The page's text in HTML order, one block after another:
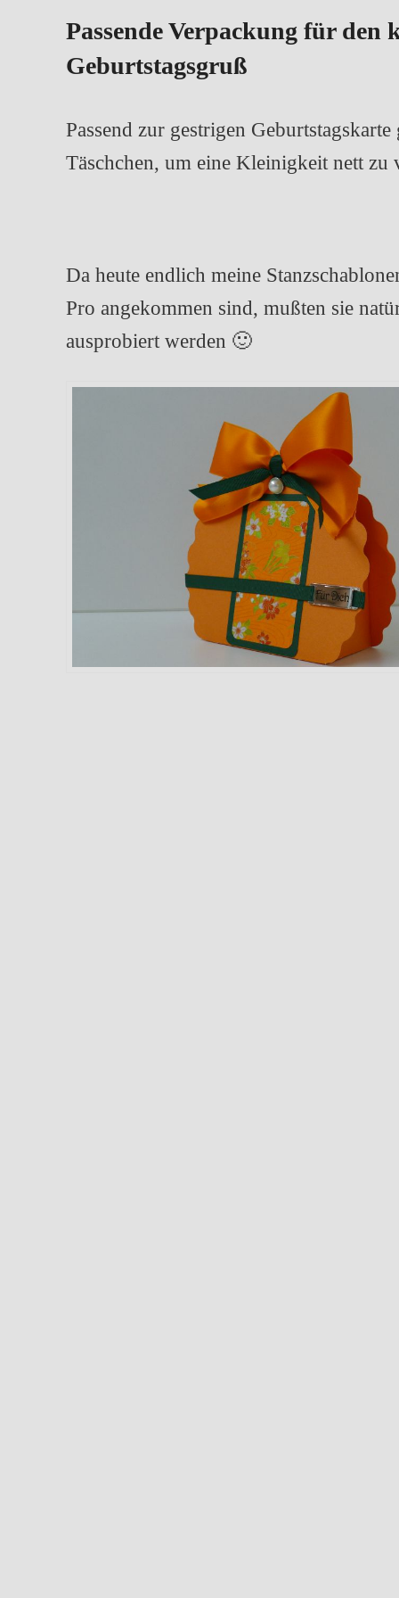
Passende Verpackung für den
Geburtstagsgruß
Passend zur gestrigen
Täschchen, um eine Kleinigkeit nett zu
Da heute endlich meine
Pro angekommen sind, mußten sie
ausprobiert werden 🙂